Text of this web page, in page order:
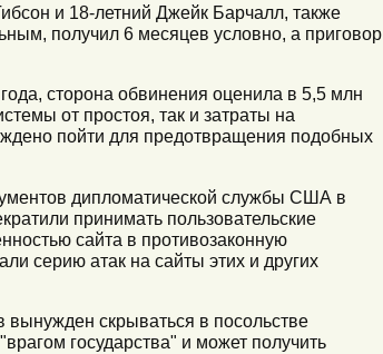
и 18-летний Джейк Барчалл, также
получил 6 месяцев условно, а приговор
сторона обвинения оценила в 5,5 млн
от простоя, так и затраты на
пойти для предотвращения подобных
дипломатической службы США в
принимать пользовательские
сайта в противозаконную
серию атак на сайты этих и других
скрываться в посольстве
государства" и может получить